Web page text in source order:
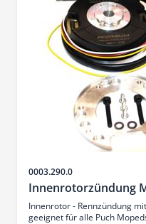
Artikelnr.
0003.290.0
Innenrotorzündung
Innenrotor - Rennzündung
geeignet für alle Puch